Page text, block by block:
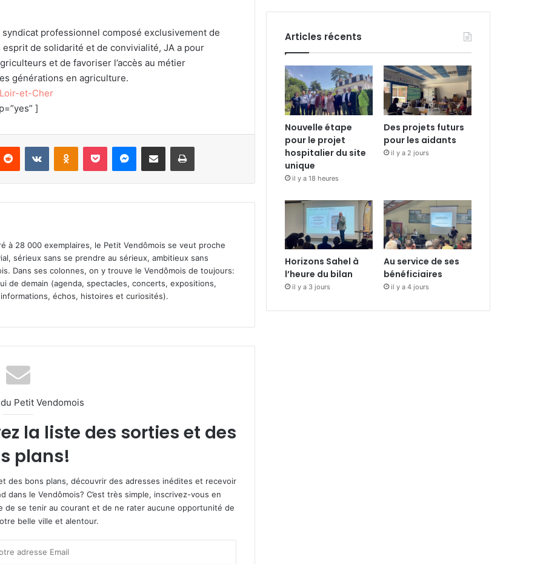
professionnel composé exclusivement de
de solidarité et de convivialité, JA a pour
et de favoriser l’accès au métier
générations en agriculture.
et-Cher
]
à 28 000 exemplaires, le Petit Vendômois se veut proche
sérieux sans se prendre au sérieux, ambitieux sans
Dans ses colonnes, on y trouve le Vendômois de toujours:
de demain (agenda, spectacles, concerts, expositions,
échos, histoires et curiosités).
Petit Vendomois
la liste des sorties et des
plans!
des bons plans, découvrir des adresses inédites et recevoir
le Vendômois? C’est très simple, inscrivez-vous en
de se tenir au courant et de ne rater aucune opportunité de
belle ville et alentour.
Articles récents
Nouvelle étape
pour le projet
hospitalier du site
unique
il y a 18 heures
Des projets futurs
pour les aidants
il y a 2 jours
Horizons Sahel à
l’heure du bilan
il y a 3 jours
Au service de ses
bénéficiaires
il y a 4 jours